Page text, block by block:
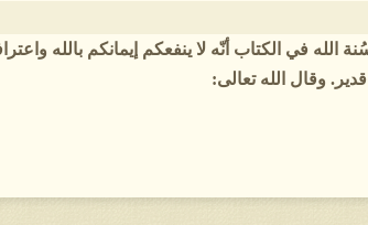
الله في الكتاب أنّه لا ينفعكم إيمانكم بالله
وقال الله تعالى: